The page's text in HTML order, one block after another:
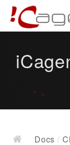
News
DocsDocs /